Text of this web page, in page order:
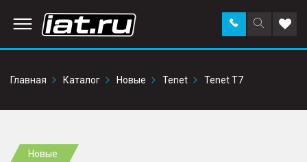
Поиск
по
Заказать
звонок в
Главная
Каталог Новые Tenet Tenet T7
Новые